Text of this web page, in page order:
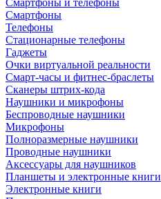
Смартфоны и телефоны
Смартфоны
Телефоны
Стационарные телефоны
Гаджеты
Очки виртуальной реальности
Смарт-часы и фитнес-браслеты
Сканеры штрих-кода
Наушники и микрофоны
Беспроводные наушники
Микрофоны
Полноразмерные наушники
Проводные наушники
Аксессуары для наушников
Планшеты и электронные книги
Электронные книги